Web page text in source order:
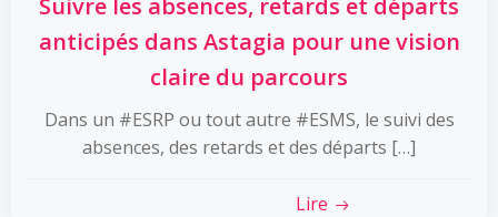
Suivre les absences, retards et départs
anticipés dans Astagia pour une vision
claire du parcours
Dans un #ESRP ou tout autre #ESMS, le suivi des
absences, des retards et des départs […]
Lire